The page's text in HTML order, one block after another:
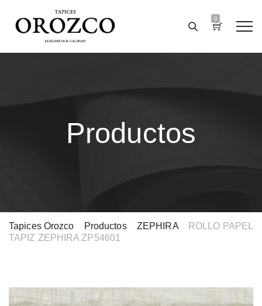
0
Productos
Tapices Orozco Productos> ZEPHIRA>
ROLLO PAPEL
TAPIZ ZEPHIRA ZP54601